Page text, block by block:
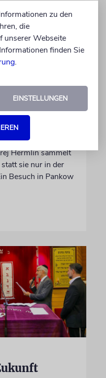
Hermlin sammelt
sie nur in der
Besuch in Pankow
zu den
die
unserer Webseite
finden Sie
.
EINSTELLUNGEN